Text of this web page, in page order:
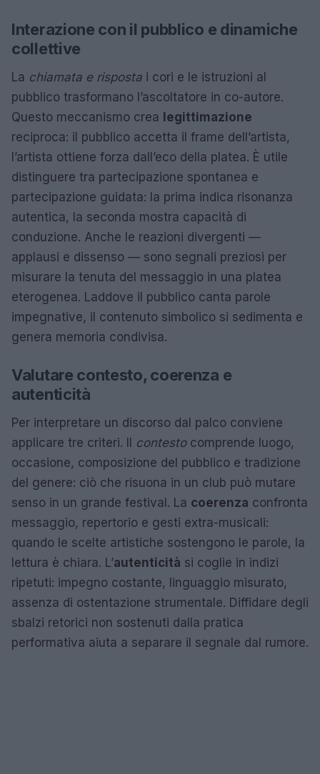
Interazione con il pubblico e dinamiche
collettive
La chiamata e risposta i cori e le istruzioni al
pubblico trasformano l’ascoltatore in co-autore.
Questo meccanismo crea legittimazione
reciproca: il pubblico accetta il frame dell’artista,
l’artista ottiene forza dall’eco della platea. È utile
distinguere tra partecipazione spontanea e
partecipazione guidata: la prima indica risonanza
autentica, la seconda mostra capacità di
conduzione. Anche le reazioni divergenti —
applausi e dissenso — sono segnali preziosi per
misurare la tenuta del messaggio in una platea
eterogenea. Laddove il pubblico canta parole
impegnative, il contenuto simbolico si sedimenta e
genera memoria condivisa.
Valutare contesto, coerenza e
autenticità
Per interpretare un discorso dal palco conviene
applicare tre criteri. Il contestocomprende luogo,
occasione, composizione del pubblico e tradizione
del genere: ciò che risuona in un club può mutare
senso in un grande festival. La coerenza confronta
messaggio, repertorio e gesti extra-musicali:
quando le scelte artistiche sostengono le parole, la
lettura è chiara. L’autenticità si coglie in indizi
ripetuti: impegno costante, linguaggio misurato,
assenza di ostentazione strumentale. Diffidare degli
sbalzi retorici non sostenuti dalla pratica
performativa aiuta a separare il segnale dal rumore.